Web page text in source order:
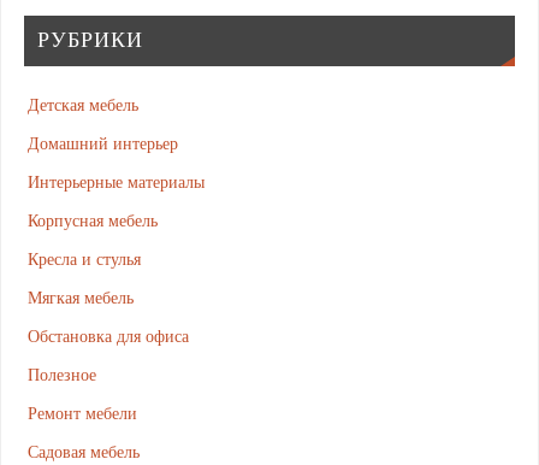
РУБРИКИ
Детская мебель
Домашний интерьер
Интерьерные материалы
Корпусная мебель
Кресла и стулья
Мягкая мебель
Обстановка для офиса
Полезное
Ремонт мебели
Садовая мебель